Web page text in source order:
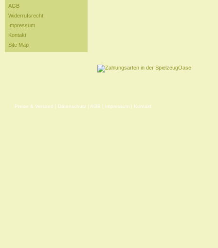
AGB
Widerrufsrecht
Impressum
Kontakt
Site Map
Preise & Versand | Datenschutz | AGB | Impressum | Kontakt